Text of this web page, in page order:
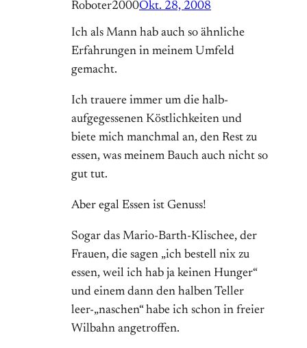
Roboter2000Okt. 28, 2008
Ich als Mann hab auch so ähnliche
Erfahrungen in meinem Umfeld
gemacht.
Ich trauere immer um die halb-
aufgegessenen Köstlichkeiten und
biete mich manchmal an, den Rest zu
essen, was meinem Bauch auch nicht so
gut tut.
Aber egal Essen ist Genuss!
Sogar das Mario-Barth-Klischee, der
Frauen, die sagen „ich bestell nix zu
essen, weil ich hab ja keinen Hunger“
und einem dann den halben Teller
leer-„naschen“ habe ich schon in freier
Wilbahn angetroffen.